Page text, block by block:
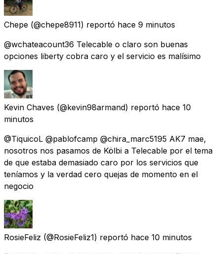
Chepe (@chepe8911) reportó hace 9 minutos
@wchateacount36 Telecable o claro son buenas
opciones liberty cobra caro y el servicio es malísimo
Kevin Chaves (@kevin98armand) reportó hace 10
minutos
@TiquicoL @pablofcamp @chira_marc5195 AK7 mae,
nosotros nos pasamos de Kölbi a Telecable por el tema
de que estaba demasiado caro por los servicios que
teníamos y la verdad cero quejas de momento en el
negocio
RosieFeliz (@RosieFeliz1) reportó hace 10 minutos